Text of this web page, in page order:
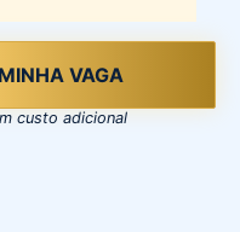
VAGA
custo adicional